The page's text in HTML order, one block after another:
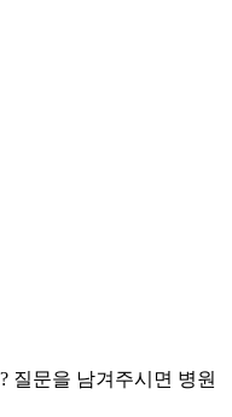
질문을 남겨주시면 병원